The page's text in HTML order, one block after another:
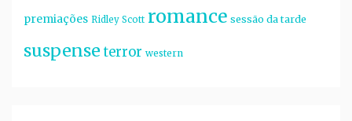
premiações Ridley Scott romance sessão da tarde
suspense terror western